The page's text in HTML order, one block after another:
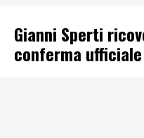
Gianni Sperti
conferma ufficiale